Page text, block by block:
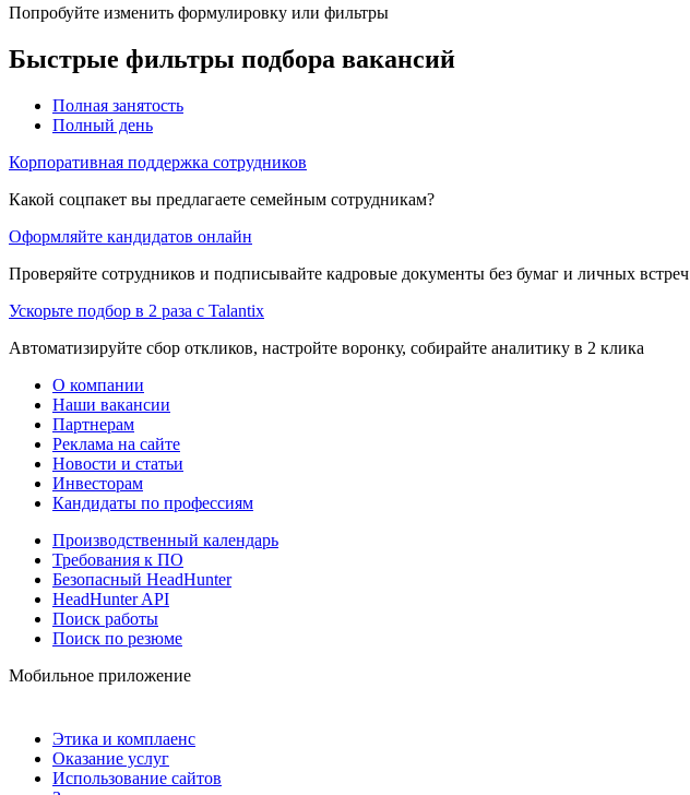
Попробуйте изменить формулировку или фильтры
Быстрые фильтры подбора вакансий
Полная занятость
Полный день
Корпоративная поддержка сотрудников
Какой соцпакет вы предлагаете семейным сотрудникам?
Оформляйте кандидатов онлайн
Проверяйте сотрудников и подписывайте кадровые документы без бумаг и личных встреч
Ускорьте подбор в 2 раза с Talantix
Автоматизируйте сбор откликов, настройте воронку, собирайте аналитику в 2 клика
О компании
Наши вакансии
Партнерам
Реклама на сайте
Новости и статьи
Инвесторам
Кандидаты по профессиям
Производственный календарь
Требования к ПО
Безопасный HeadHunter
HeadHunter API
Поиск работы
Поиск по резюме
Мобильное приложение
Этика и комплаенс
Оказание услуг
Использование сайтов